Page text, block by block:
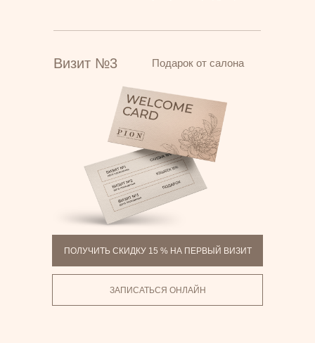
ПОЛУЧИТЬ СКИДКУ 15 % НА ПЕРВЫЙ ВИЗИТ
Визит №3
ЗАПИСАТЬСЯ ОНЛАЙН
Подарок от салона